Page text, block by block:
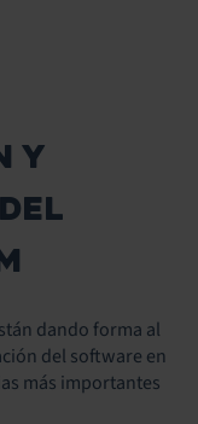
Y
dando forma al
del software en
más importantes